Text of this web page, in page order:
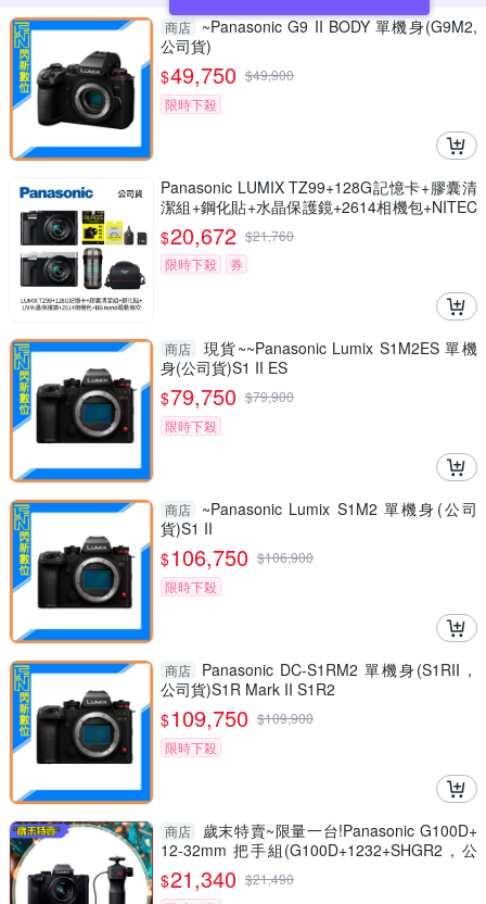
商店
~Panasonic G9 II BODY 單機身(G9M2,
公司貨)
$49,750 $49,900
限時下殺
Panasonic LUMIX TZ99+128G記憶卡+膠囊清
潔組+鋼化貼+水晶保護鏡+2614相機包+NITEC
ORE BB nano 迷你電動氣吹(公司貨)
$20,672 $21,760
限時下殺
券
商店
現貨~~Panasonic Lumix S1M2ES 單機
身(公司貨)S1 II ES
$79,750 $79,900
限時下殺
商店
~Panasonic Lumix S1M2 單機身(公司
貨)S1 II
$106,750 $106,900
限時下殺
商店
Panasonic DC-S1RM2 單機身(S1RII，
公司貨)S1R Mark II S1R2
$109,750 $109,900
限時下殺
商店
歲末特賣~限量一台!Panasonic G100D+
12-32mm 把手組(G100D+1232+SHGR2，公
司貨)
$21,340 $21,490